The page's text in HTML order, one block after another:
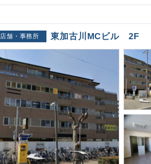
店舗・事務所
東加古川MCビル 2F